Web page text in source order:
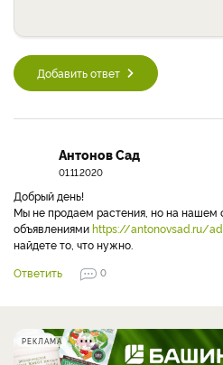
Добавить ответ
Антонов Сад
01.11.2020
Добрый день!
Мы не продаем растения, но на нашем
объявлениямиhttps://antonovsad.ru/
найдете то, что нужно.
Ответить
0
РЕКЛАМА